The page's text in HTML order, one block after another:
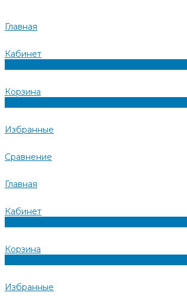
Главная
Кабинет
Корзина
Избранные
Сравнение
Главная
Кабинет
Корзина
Избранные